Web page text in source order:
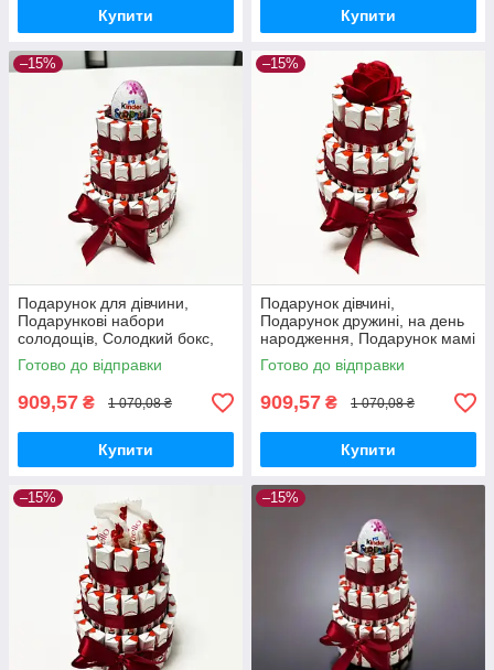
Купити Купити
–15%
Подарунок для дівчини,
Подарункові набори
солодощів, Солодкий бокс,
Ідеальний подарунок коханій
дівчині своїй дитині мамі
Готово до відправки
909,57 ₴ 1 070,08 ₴
Купити
–15%
Подарунок дівчині,
Подарунок дружині, на день
народження, Подарунок мамі
на день народження, подрузі,
сестрі, доньці
Готово до відправки
909,57 ₴ 1 070,08 ₴
Купити
–15% –15%